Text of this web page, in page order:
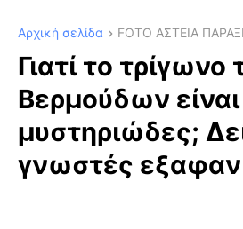
Αρχική σελίδα FOTO ΑΣΤΕΙΑ
Γιατί το τρίγωνο
Βερμούδων είναι
μυστηριώδες;
γνωστές